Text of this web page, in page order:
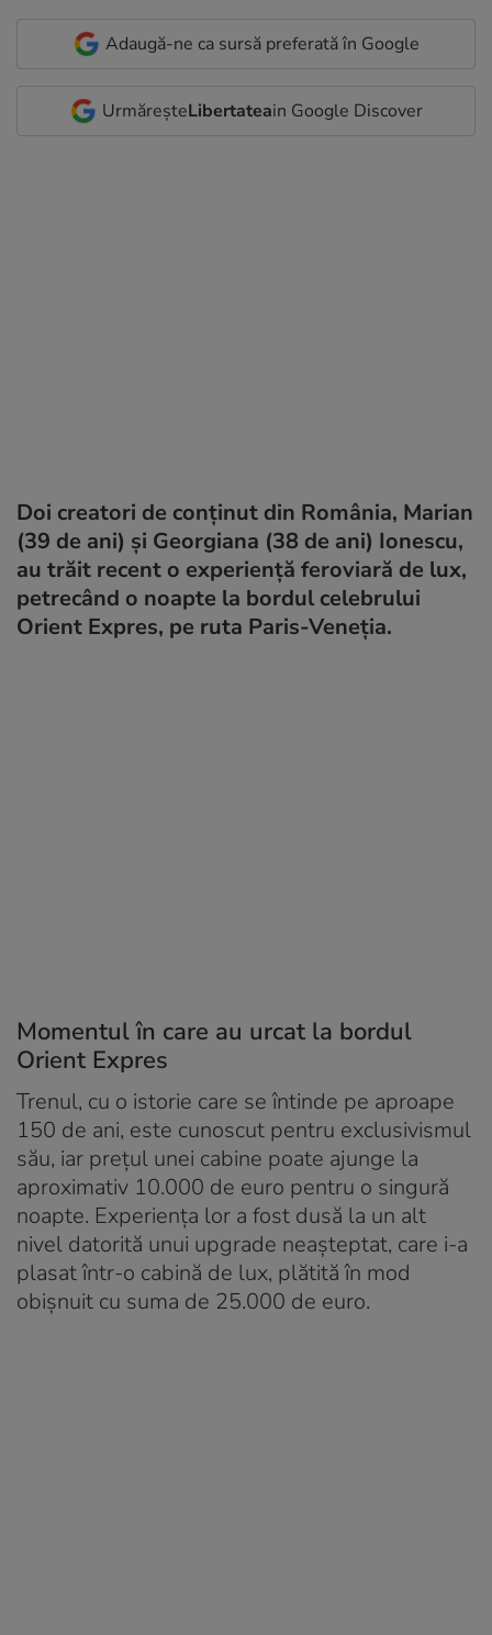
Adaugă-ne ca sursă preferată în Google
UrmăreșteLibertateain Google Discover
Doi creatori de conținut din România, Marian
(39 de ani) și Georgiana (38 de ani) Ionescu,
au trăit recent o experiență feroviară de lux,
petrecând o noapte la bordul celebrului
Orient Expres, pe ruta Paris-Veneția.
Momentul în care au urcat la bordul
Orient Expres
Trenul, cu o istorie care se întinde pe aproape
150 de ani, este cunoscut pentru exclusivismul
său, iar prețul unei cabine poate ajunge la
aproximativ 10.000 de euro pentru o singură
noapte. Experiența lor a fost dusă la un alt
nivel datorită unui upgrade neașteptat, care i-a
plasat într-o cabină de lux, plătită în mod
obișnuit cu suma de 25.000 de euro.